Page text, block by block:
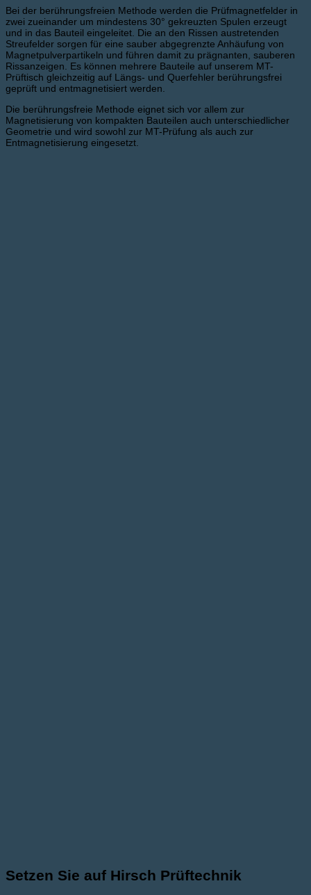
Bei der berührungsfreien Methode werden die Prüfmagnetfelder in
zwei zueinander um mindestens 30° gekreuzten Spulen erzeugt
und in das Bauteil eingeleitet. Die an den Rissen austretenden
Streufelder sorgen für eine sauber abgegrenzte Anhäufung von
Magnetpulverpartikeln und führen damit zu prägnanten, sauberen
Rissanzeigen. Es können mehrere Bauteile auf unserem MT-
Prüftisch gleichzeitig auf Längs- und Querfehler berührungsfrei
geprüft und entmagnetisiert werden.
Die berührungsfreie Methode eignet sich vor allem zur
Magnetisierung von kompakten Bauteilen auch unterschiedlicher
Geometrie und wird sowohl zur MT-Prüfung als auch zur
Entmagnetisierung eingesetzt.
Setzen Sie auf Hirsch Prüftechnik